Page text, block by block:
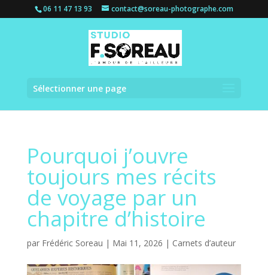
06 11 47 13 93 contact@soreau-photographe.com
Sélectionner une page
Pourquoi j’ouvre
toujours mes récits
de voyage par un
chapitre d’histoire
par Frédéric Soreau | Mai 11, 2026 | Carnets d’auteur